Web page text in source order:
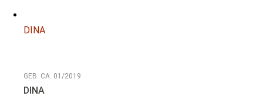
DINA
GEB. CA. 01/2019
DINA